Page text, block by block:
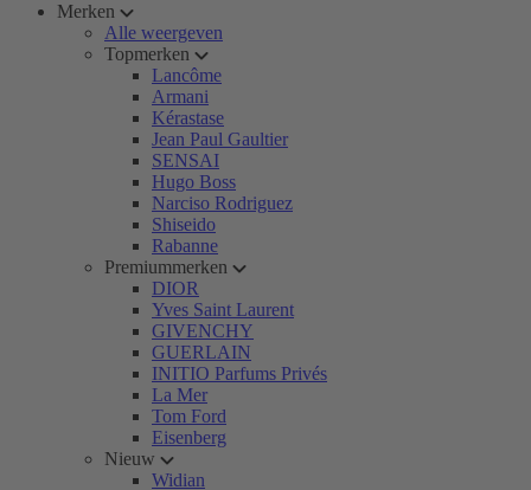
Merken
Alle weergeven
Topmerken
Lancôme
Armani
Kérastase
Jean Paul Gaultier
SENSAI
Hugo Boss
Narciso Rodriguez
Shiseido
Rabanne
Premiummerken
DIOR
Yves Saint Laurent
GIVENCHY
GUERLAIN
INITIO Parfums Privés
La Mer
Tom Ford
Eisenberg
Nieuw
Widian